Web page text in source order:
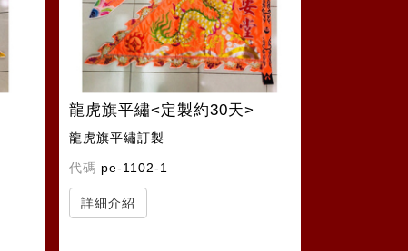
龍虎旗平繡<定製約30天>
龍虎旗平繡訂製
代碼 pe-1102-1
詳細介紹